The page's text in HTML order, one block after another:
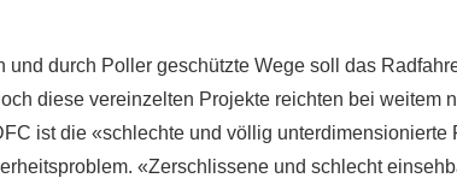
und durch Poller geschützte Wege soll das
diese vereinzelten Projekte reichten bei weitem
ist die «schlechte und völlig unterdimensionierte
«Zerschlissene und schlecht